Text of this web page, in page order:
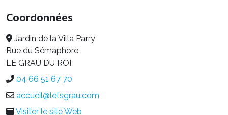
Coordonnées
Jardin de la Villa Parry
Rue du Sémaphore
LE GRAU DU ROI
04 66 51 67 70
accueil@letsgrau.com
Visiter le site Web